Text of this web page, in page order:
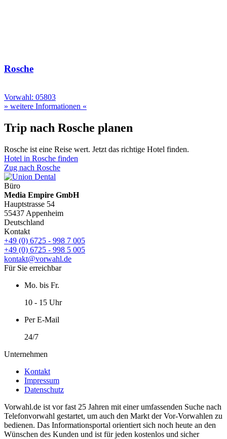
Rosche
Vorwahl: 05803
» weitere Informationen «
Trip nach Rosche planen
Rosche ist eine Reise wert. Jetzt das richtige Hotel finden.
Hotel in Rosche finden
Zug nach Rosche
Büro
Media Empire GmbH
Hauptstrasse 54
55437 Appenheim
Deutschland
Kontakt
+49 (0) 6725 - 998 7 005
+49 (0) 6725 - 998 5 005
kontakt@vorwahl.de
Für Sie erreichbar
Mo. bis Fr.
10 - 15 Uhr
Per E-Mail
24/7
Unternehmen
Kontakt
Impressum
Datenschutz
Vorwahl.de ist vor fast 25 Jahren mit einer umfassenden Suche nach
Telefonvorwahl gestartet, um auch den Markt der Vor-Vorwahlen zu
bedienen. Das Informationsportal orientiert sich noch heute an den
Wünschen des Kunden und ist für jeden kostenlos und sicher